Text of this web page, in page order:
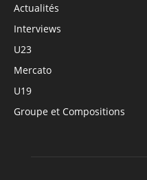
Actualités
Interviews
U23
Mercato
U19
Groupe et Compositions